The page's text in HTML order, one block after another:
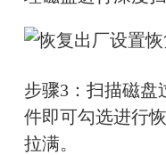
步骤3：扫描磁盘
件即可勾选进行
拉满。